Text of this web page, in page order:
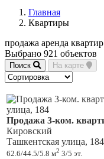
Главная
Квартиры
продажа аренда
Выбрано 921 объектов
Поиск На карте
Продажа 3-ком.
Кировский
Ташкентская улица, 184
62.6/44.5/5.8 м2 3/5 эт.